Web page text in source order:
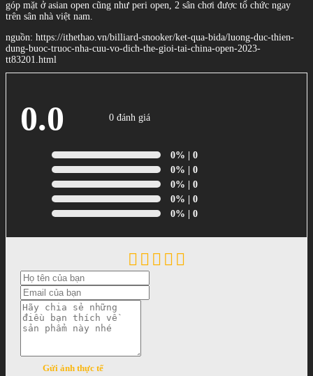
góp mặt ở asian open cũng như peri open, 2 sân chơi được tổ chức ngay
trên sân nhà việt nam.
nguồn: https://ithethao.vn/billiard-snooker/ket-qua-bida/luong-duc-thien-
dung-buoc-truoc-nha-cuu-vo-dich-the-gioi-tai-china-open-2023-
tt83201.html
0.0 0 đánh giá
0% | 0
0% | 0
0% | 0
0% | 0
0% | 0
Gửi ảnh thực tế